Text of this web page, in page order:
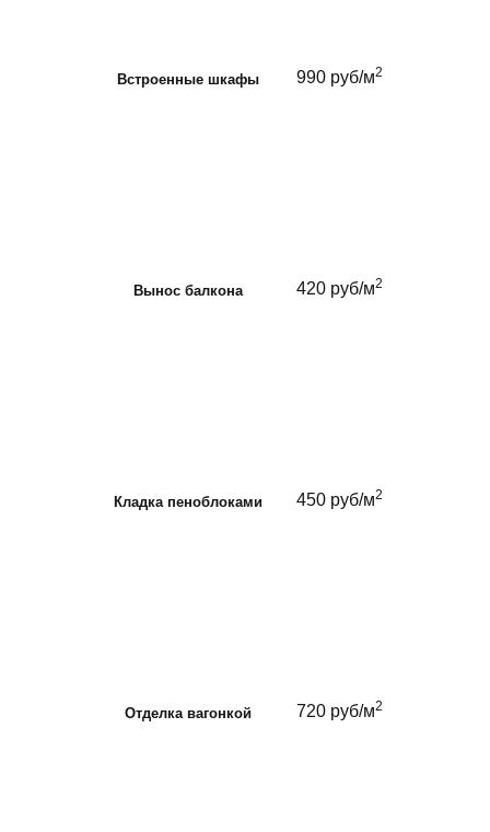
Встроенные шкафы 990 руб/м2
Вынос балкона 420 руб/м2
Кладка пеноблоками 450 руб/м2
Отделка вагонкой 720 руб/м2